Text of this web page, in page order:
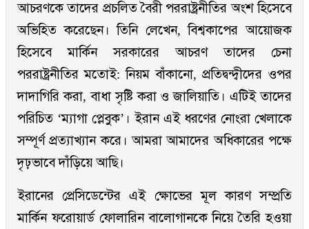
আচরণকে তাদের প্রচলিত বৈরী পররাষ্ট্রনীতির অংশ হিসেবে
অভিহিত করেছেন। তিনি লেখেন, বিশ্বকাপের আয়োজক
হিসেবে মার্কিন সরকারের আচরণ তাদের চেনা
পররাষ্ট্রনীতির মতোই: নিয়ম বাঁকানো, প্রতিদ্বন্দ্বীদের ওপর
দাদাগিরি করা, বাধা সৃষ্টি করা ও জালিয়াতি। এটিই তাদের
পরিচিত ‘ম্যাগা প্লেবুক’। ইরান এই ধরণের নোংরা খেলাকে
সম্পূর্ণ প্রত্যাখ্যান করে। আমরা আমাদের অধিকারের পক্ষে
দৃঢ়ভাবে দাঁড়িয়ে আছি।
ইরানের প্রেসিডেন্টের এই ক্ষোভের মূল কারণ সম্প্রতি
মার্কিন ফরোয়ার্ড ফোলারিন বালোগানকে নিয়ে তৈরি হওয়া